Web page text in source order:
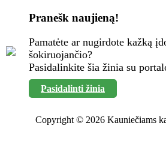
Pranešk naujieną!
Pamatėte ar nugirdote kažką
šokiruojančio?
Pasidalinkite šia žinia su
Pasidalinti žinia
Copyright © 2026 Kauniečiams